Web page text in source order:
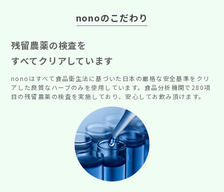
nonoのこだわり
残留農薬の検査を
すべてクリアしています
nonoはすべて食品衛生法に基づいた日本の厳格な安全基準をクリ
アした良質なハーブのみを使用しています。食品分析機関で280項
目の残留農薬の検査を実施しており、安心してお飲み頂けます。